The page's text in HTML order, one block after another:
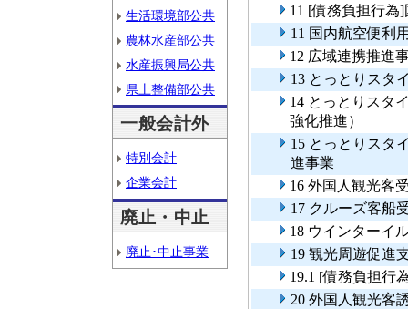
生活環境部公共
農林水産部公共
水産振興局公共
県土整備部公共
一般会計外
特別会計
企業会計
廃止・中止
廃止･中止事業
11 [債務負担行為
11 国内航空便利
12 広域連携推進
13 とっとりスタ
14 とっとりスタ
強化推進）
15 とっとりスタ
進事業
16 外国人観光客
17 クルーズ客船
18 ウインターイ
19 観光周遊促進
19.1 [債務負担行
20 外国人観光客